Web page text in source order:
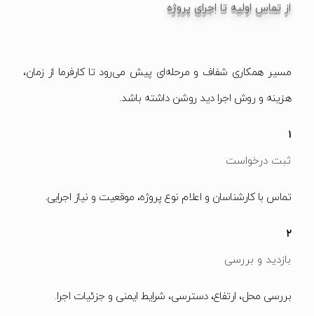
از تماس اولیه تا اجرای پروژه
مسیر همکاری شفاف و مرحله‌ای پیش می‌رود تا کارفرما از زمان،
هزینه و روش اجرا دید روشن داشته باشد.
۱
ثبت درخواست
تماس با کارشناسان و اعلام نوع پروژه، موقعیت و نیاز اجرایی.
۲
بازدید و بررسی
بررسی محل، ارتفاع، دسترسی، شرایط ایمنی و جزئیات اجرا.